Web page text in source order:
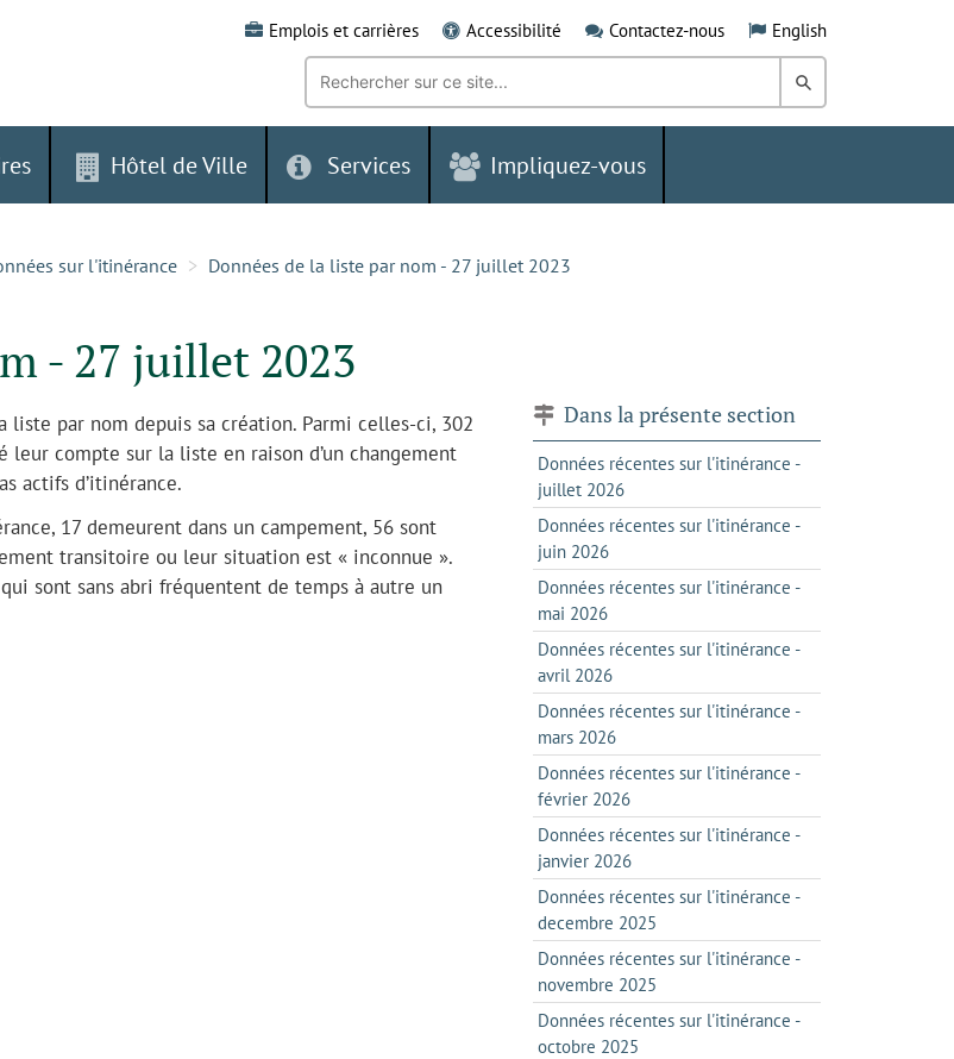
Emplois et carrières Accessibilité Contactez-nous English
Recherche
mot-
clé:
Rechercher
dans
Grand
Hôtel de Ville Services Impliquez-vous
sur l'itinérance Données de la liste par nom - 27 juillet 2023
- 27 juillet 2023
liste par nom depuis sa création. Parmi celles-ci, 302
compte sur la liste en raison d’un changement
actifs d’itinérance.
17 demeurent dans un campement, 56 sont
transitoire ou leur situation est « inconnue ».
sont sans abri fréquentent de temps à autre un
Dans la présente section
Données récentes sur l'itinérance -
juillet 2026
Données récentes sur l'itinérance -
juin 2026
Données récentes sur l'itinérance -
mai 2026
Données récentes sur l'itinérance -
avril 2026
Données récentes sur l'itinérance -
mars 2026
Données récentes sur l'itinérance -
février 2026
Données récentes sur l'itinérance -
janvier 2026
Données récentes sur l'itinérance -
decembre 2025
Données récentes sur l'itinérance -
novembre 2025
Données récentes sur l'itinérance -
octobre 2025